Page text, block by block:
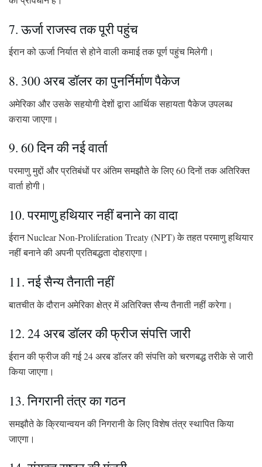
7. ऊर्जा राजस्व तक पूरी पहुंच
ईरान को ऊर्जा निर्यात से होने वाली कमाई तक पूर्ण पहुंच मिलेगी।
8. 300 अरब डॉलर का पुनर्निर्माण पैकेज
अमेरिका और उसके सहयोगी देशों द्वारा आर्थिक सहायता पैकेज उपलब्ध
कराया जाएगा।
9. 60 दिन की नई वार्ता
परमाणु मुद्दों और प्रतिबंधों पर अंतिम समझौते के लिए 60 दिनों तक अतिरिक्त
वार्ता होगी।
10. परमाणु हथियार नहीं बनाने का वादा
ईरान Nuclear Non-Proliferation Treaty (NPT) के तहत परमाणु हथियार
नहीं बनाने की अपनी प्रतिबद्धता दोहराएगा।
11. नई सैन्य तैनाती नहीं
बातचीत के दौरान अमेरिका क्षेत्र में अतिरिक्त सैन्य तैनाती नहीं करेगा।
12. 24 अरब डॉलर की फ्रीज संपत्ति जारी
ईरान की फ्रीज की गई 24 अरब डॉलर की संपत्ति को चरणबद्ध तरीके से जारी
किया जाएगा।
13. निगरानी तंत्र का गठन
समझौते के क्रियान्वयन की निगरानी के लिए विशेष तंत्र स्थापित किया
जाएगा।